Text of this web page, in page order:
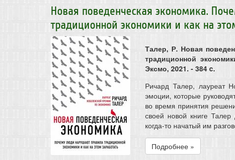
Новая поведенческая экономика.
традиционной экономики и как на
Талер, Р. Новая
традиционной
Эксмо, 2021. - 384 c.
Ричард Талер, лауреат
эмоции, которые
во время принятия
своей новой книге Талер
когда-то начатый им
Подробнее »